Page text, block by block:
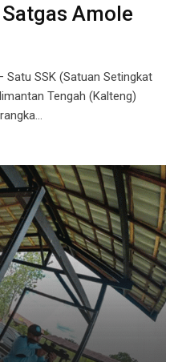
Amole
Satu SSK (Satuan Setingkat
Tengah (Kalteng)